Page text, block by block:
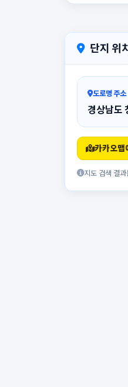
단지 위
도로명 주소
경상남도
카카오맵
지도 검색 결